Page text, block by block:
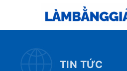
content
TIN TỨC